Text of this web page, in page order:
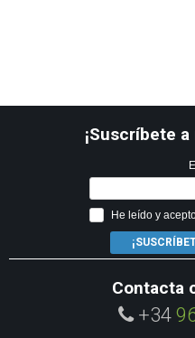
¡Suscríbete
He leído y
Contacta
+34